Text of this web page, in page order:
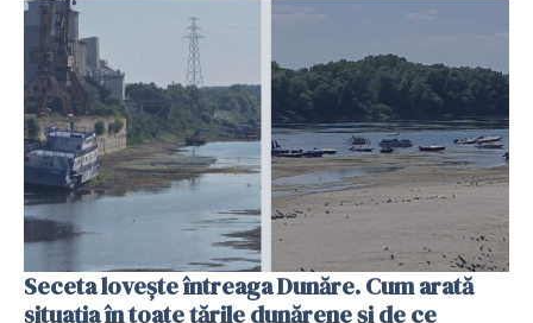
Seceta lovește întreaga Dunăre. Cum arată
situația în toate țările dunărene și de ce